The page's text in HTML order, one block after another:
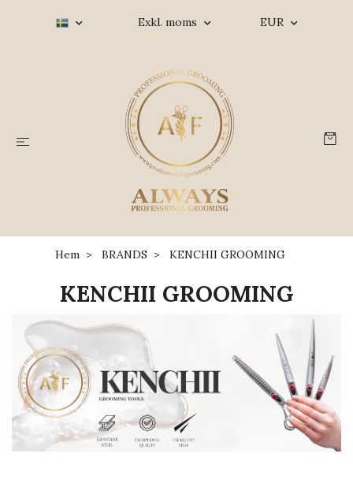
Exkl. moms EUR
Hem BRANDS KENCHII GROOMING
KENCHII GROOMING